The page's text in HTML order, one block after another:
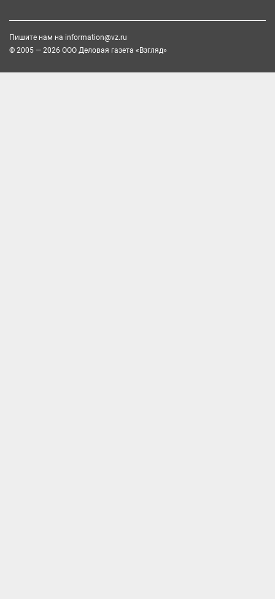
Пишите нам на information@vz.ru
© 2005 — 2026 ООО Деловая газета «Взгляд»